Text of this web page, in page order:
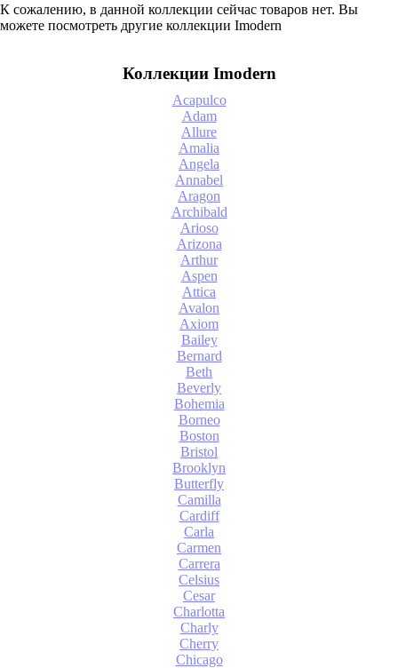
К сожалению, в данной коллекции сейчас товаров нет. Вы
можете посмотреть другие коллекции Imodern
Коллекции Imodern
Acapulco
Adam
Allure
Amalia
Angela
Annabel
Aragon
Archibald
Arioso
Arizona
Arthur
Aspen
Attica
Avalon
Axiom
Bailey
Bernard
Beth
Beverly
Bohemia
Borneo
Boston
Bristol
Brooklyn
Butterfly
Camilla
Cardiff
Carla
Carmen
Carrera
Celsius
Cesar
Charlotta
Charly
Cherry
Chicago